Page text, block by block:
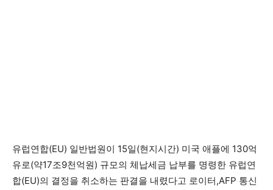
유럽연합(EU) 일반법원이 15일(현지시간) 미국 애플에 130억
유로(약17조9천억원) 규모의 체납세금 납부를 명령한 유럽연
합(EU)의 결정을 취소하는 판결을 내렸다고 로이터,AFP 통신